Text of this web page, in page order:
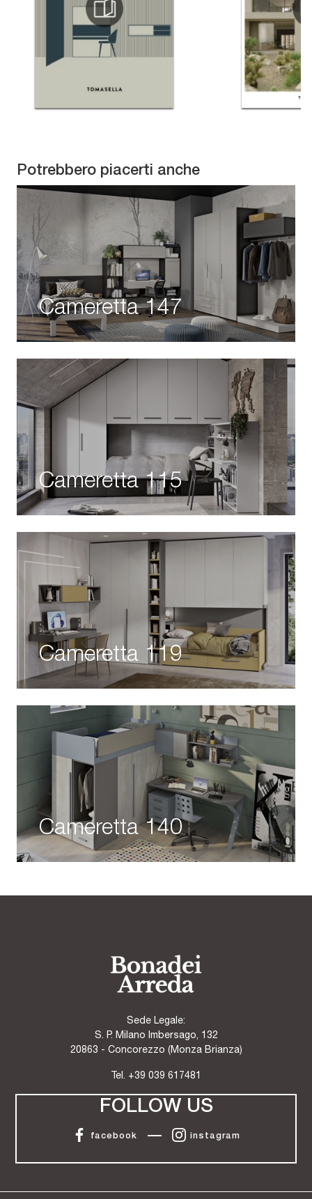
Potrebbero piacerti anche
Cameretta 147
Cameretta 115
Cameretta 119
Cameretta 140
Sede Legale:
S. P. Milano Imbersago, 132
20863 - Concorezzo (Monza Brianza)
Tel. +39 039 617481
FOLLOW US
facebook instagram